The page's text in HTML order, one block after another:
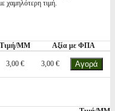
χαμηλότερη τιμή.
Τιμή/ΜΜ Αξία με ΦΠΑ
3,00 € 3,00 €